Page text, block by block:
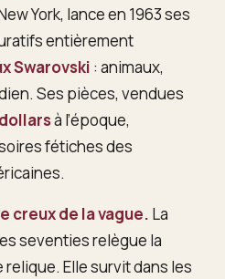
York, lance en 1963 ses
entièrement
Swarovski : animaux,
Ses pièces, vendues
à l’époque,
fétiches des
creux de la vague. La
seventies relègue la
Elle survit dans les